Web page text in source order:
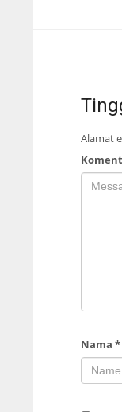
Alamat
Nama *